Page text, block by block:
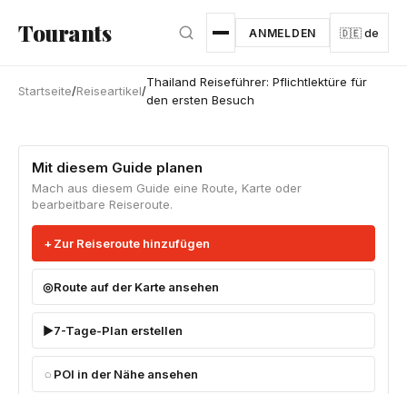
Tourants ANMELDEN 🇩🇪 de
Startseite/Reiseartikel/
Thailand Reiseführer: Pflichtlektüre für
den ersten Besuch
Mit diesem Guide planen
Mach aus diesem Guide eine Route, Karte oder
bearbeitbare Reiseroute.
Zur Reiseroute hinzufügen
Route auf der Karte ansehen
7-Tage-Plan erstellen
POI in der Nähe ansehen